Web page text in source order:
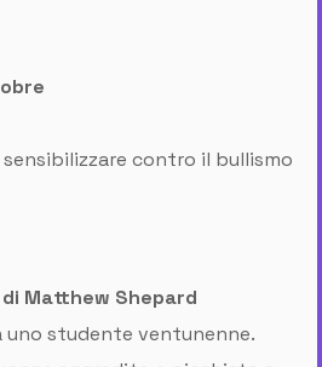
contro il bullismo
Matthew Shepard
uno studente ventunenne.